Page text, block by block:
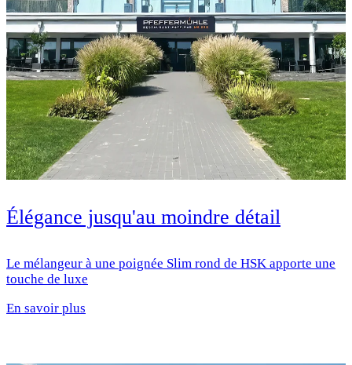
Élégance jusqu'au moindre détail
Le mélangeur à une poignée Slim rond de HSK apporte une
touche de luxe
En savoir plus